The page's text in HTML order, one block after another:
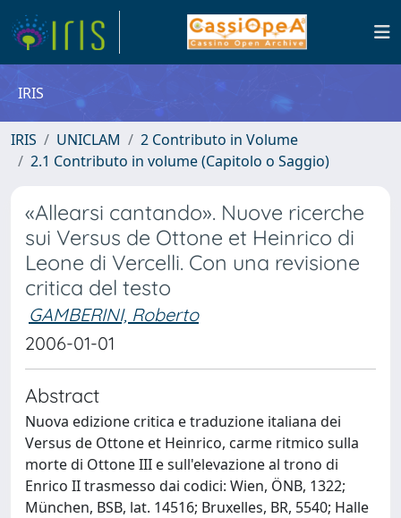
IRIS
IRIS UNICLAM
2 Contributo in Volume
2.1 Contributo in volume (Capitolo o Saggio)
«Allearsi cantando». Nuove ricerche
sui Versus de Ottone et Heinrico di
Leone di Vercelli. Con una revisione
critica del testo
GAMBERINI, Roberto
2006-01-01
Abstract
Nuova edizione critica e traduzione italiana dei
Versus de Ottone et Heinrico, carme ritmico sulla
morte di Ottone III e sull'elevazione al trono di
Enrico II trasmesso dai codici: Wien, ÖNB, 1322;
München, BSB, lat. 14516; Bruxelles, BR, 5540; Halle